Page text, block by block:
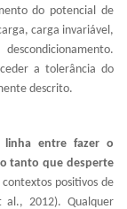
do potencial de
carga invariável,
a tolerância do
descrito.
linha entre fazer o
tanto que desperte
positivos de
2012). Qualquer